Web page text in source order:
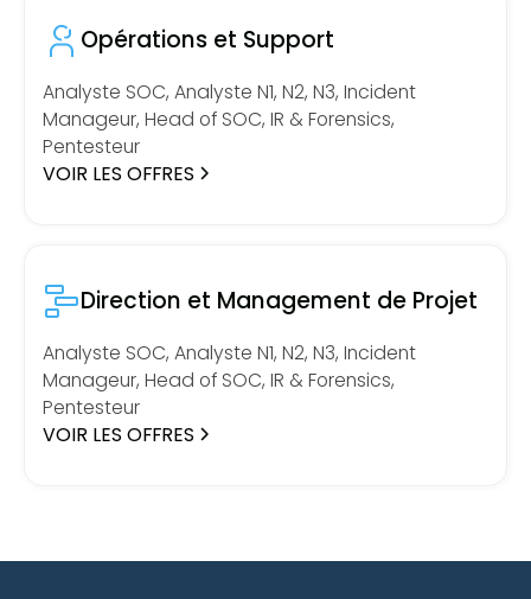
Opérations et Support
Analyste SOC, Analyste N1, N2, N3, Incident
Manageur, Head of SOC, IR & Forensics,
Pentesteur
VOIR LES OFFRES
Direction et Management de Projet
Analyste SOC, Analyste N1, N2, N3, Incident
Manageur, Head of SOC, IR & Forensics,
Pentesteur
VOIR LES OFFRES